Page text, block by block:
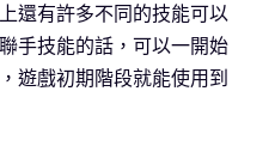
還有許多不同的技能可以
手技能的話，可以一開始
遊戲初期階段就能使用到